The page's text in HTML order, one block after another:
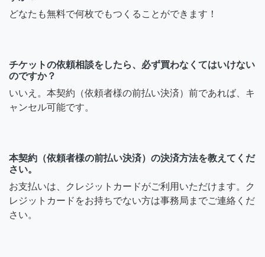
どなたも無料で何枚でもつくることができます！
チケットの依頼相談をしたら、必ず買わなくてはいけない
のですか？
いいえ。本契約（依頼者様の前払い決済）前であれば、キ
ャンセル可能です。
本契約（依頼者様の前払い決済）の決済方法を教えてくだ
さい。
お支払いは、クレジットカードがご利用いただけます。ク
レジットカードをお持ちでない方は事務局までご連絡くだ
さい。